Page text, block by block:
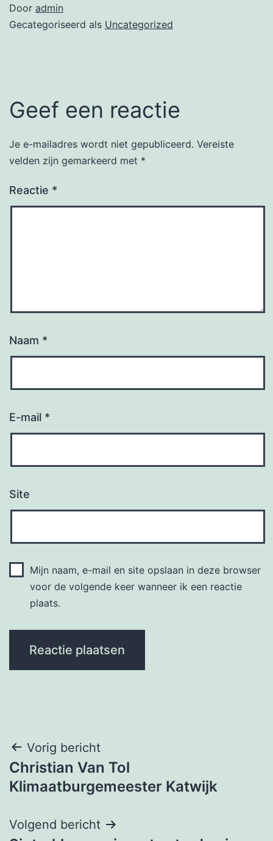
Door admin
Gecategoriseerd als Uncategorized
Geef een reactie
Je e-mailadres wordt niet gepubliceerd. Vereiste
velden zijn gemarkeerd met *
Reactie *
Naam *
E-mail *
Site
Mijn naam, e-mail en site opslaan in deze browser
voor de volgende keer wanneer ik een reactie
plaats.
Bericht
navigatie
Vorig bericht
Christian Van Tol
Klimaatburgemeester Katwijk
Volgend bericht